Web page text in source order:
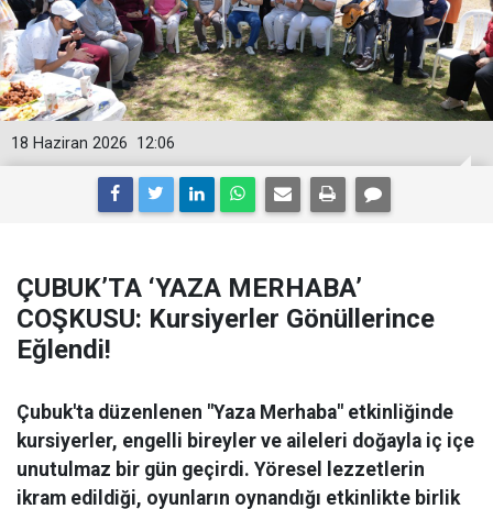
12:06
18 Haziran 2026
ÇUBUK’TA ‘YAZA MERHABA’
COŞKUSU: Kursiyerler Gönüllerince
Eğlendi!
Çubuk'ta düzenlenen "Yaza Merhaba" etkinliğinde
kursiyerler, engelli bireyler ve aileleri doğayla iç içe
unutulmaz bir gün geçirdi. Yöresel lezzetlerin
ikram edildiği, oyunların oynandığı etkinlikte birlik